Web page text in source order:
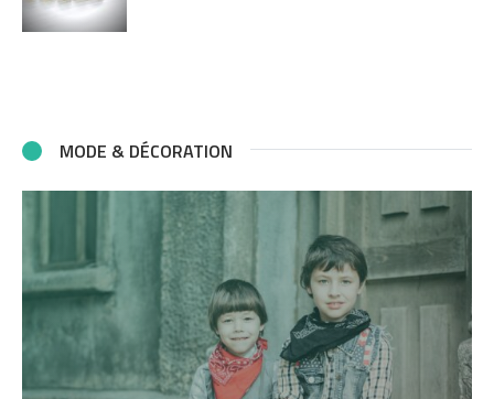
MODE & DÉCORATION